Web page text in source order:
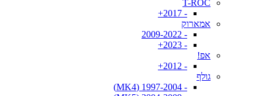
T-ROC
- 2017+
אמארוק
- 2009-2022
- 2023+
אפ!
- 2012+
גולף
- 1997-2004 (MK4)